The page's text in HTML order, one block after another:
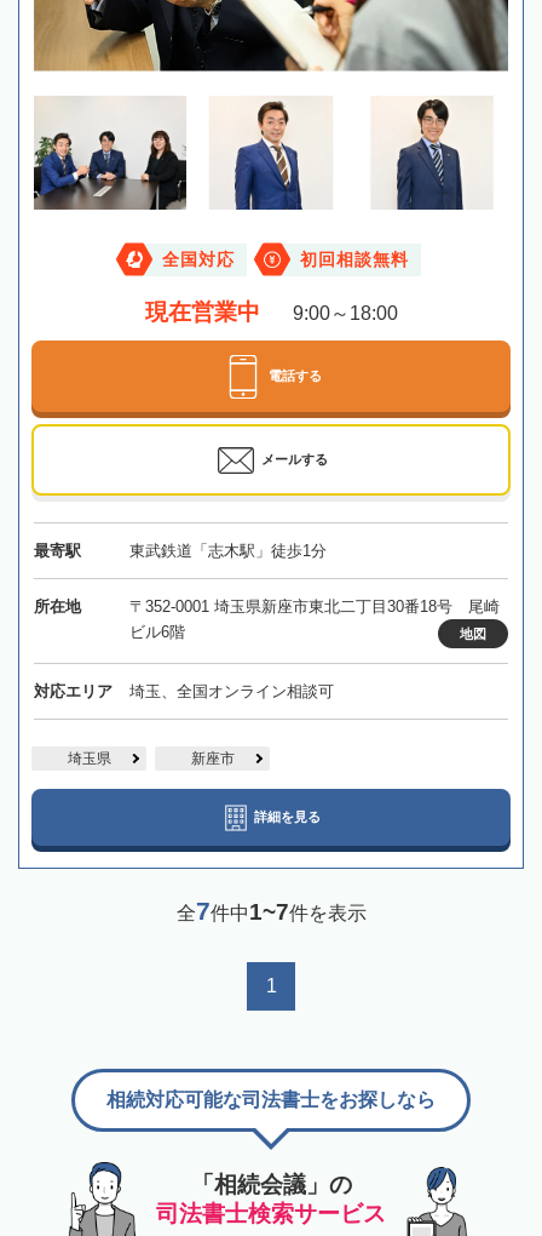
全国対応 初回相談無料
現在営業中 9:00～18:00
電話する
メールする
最寄駅 東武鉄道「志木駅」徒歩1分
所在地
〒352-0001 埼玉県新座市東北二丁目30番18号 尾崎
ビル6階
地図
対応エリア 埼玉、全国オンライン相談可
埼玉県 新座市
詳細を見る
全7件中1~7件を表示
1
「相続会議」の
司法書士検索サービス
相続対応可能な司法書士をお探しなら